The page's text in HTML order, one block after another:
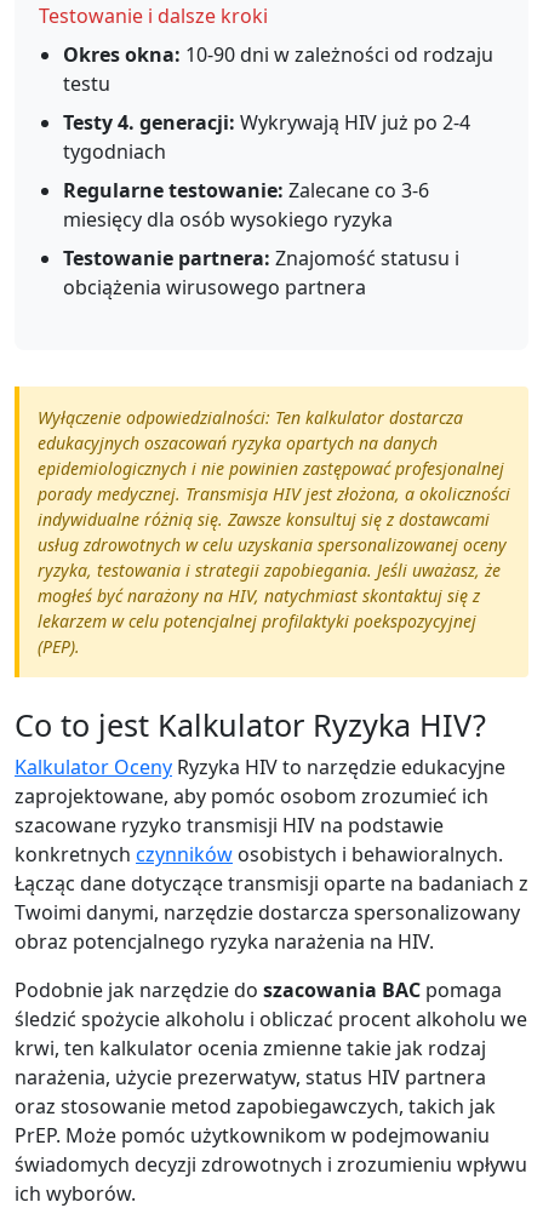
Testowanie i dalsze kroki
Okres okna: 10-90 dni w zależności od rodzaju
testu
Testy 4. generacji: Wykrywają HIV już po 2-4
tygodniach
Regularne testowanie: Zalecane co 3-6
miesięcy dla osób wysokiego ryzyka
Testowanie partnera: Znajomość statusu i
obciążenia wirusowego partnera
Wyłączenie odpowiedzialności: Ten kalkulator dostarcza
edukacyjnych oszacowań ryzyka opartych na danych
epidemiologicznych i nie powinien zastępować profesjonalnej
porady medycznej. Transmisja HIV jest złożona, a okoliczności
indywidualne różnią się. Zawsze konsultuj się z dostawcami
usług zdrowotnych w celu uzyskania spersonalizowanej oceny
ryzyka, testowania i strategii zapobiegania. Jeśli uważasz, że
mogłeś być narażony na HIV, natychmiast skontaktuj się z
lekarzem w celu potencjalnej profilaktyki poekspozycyjnej
(PEP).
Co to jest Kalkulator Ryzyka HIV?
Kalkulator Oceny Ryzyka HIV to narzędzie edukacyjne
zaprojektowane, aby pomóc osobom zrozumieć ich
szacowane ryzyko transmisji HIV na podstawie
konkretnych czynników osobistych i behawioralnych.
Łącząc dane dotyczące transmisji oparte na badaniach z
Twoimi danymi, narzędzie dostarcza spersonalizowany
obraz potencjalnego ryzyka narażenia na HIV.
Podobnie jak narzędzie do szacowania BAC pomaga
śledzić spożycie alkoholu i obliczać procent alkoholu we
krwi, ten kalkulator ocenia zmienne takie jak rodzaj
narażenia, użycie prezerwatyw, status HIV partnera
oraz stosowanie metod zapobiegawczych, takich jak
PrEP. Może pomóc użytkownikom w podejmowaniu
świadomych decyzji zdrowotnych i zrozumieniu wpływu
ich wyborów.